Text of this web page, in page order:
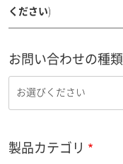
ください)
お問い合わせの種類
製品カテゴリ